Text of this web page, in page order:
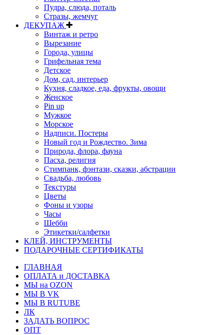
Пудра, слюда, поталь
Стразы, жемчуг
ДЕКУПАЖ
Винтаж и ретро
Вырезание
Города, улицы
Грифельная тема
Детское
Дом, сад, интерьер
Кухня, сладкое, еда, фрукты, овощи
Женское
Pin up
Мужкое
Морское
Надписи. Постеры
Новый год и Рождество. Зима
Природа, флора, фауна
Пасха, религия
Стимпанк, фэнтази, сказки, абстрации
Свадьба, любовь
Текстуры
Цветы
Фоны и узоры
Часы
Шебби
Этикетки/салфетки
КЛЕЙ, ИНСТРУМЕНТЫ
ПОДАРОЧНЫЕ СЕРТИФИКАТЫ
ГЛАВНАЯ
ОПЛАТА и ДОСТАВКА
МЫ на OZON
МЫ В VK
МЫ В RUTUBE
ЛК
ЗАДАТЬ ВОПРОС
ОПТ